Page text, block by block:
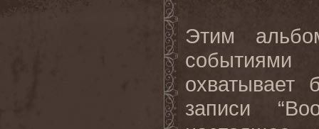
Этим
событиями
записи “